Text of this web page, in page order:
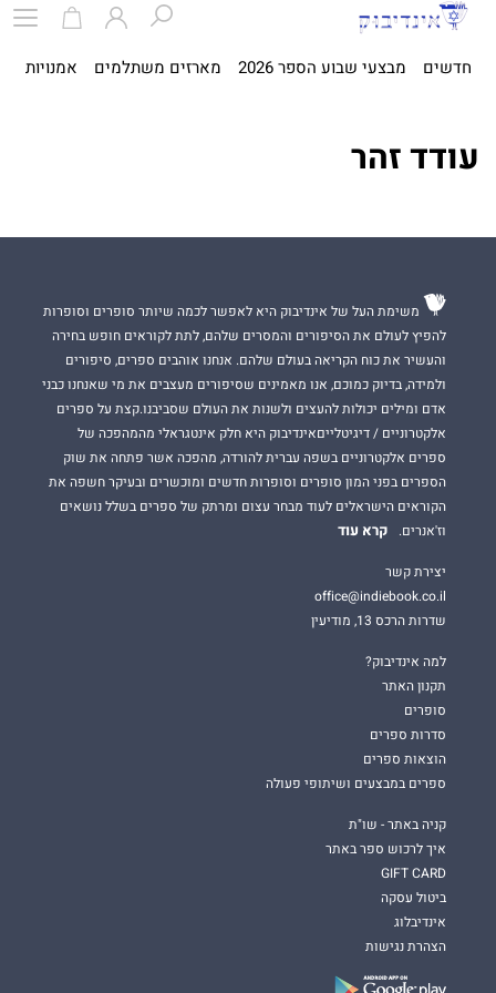
חדשים מבצעי שבוע הספר 2026 מארזים משתלמים אמנויות
עודד זהר
משימת העל של אינדיבוק היא לאפשר לכמה שיותר סופרים וסופרות
להפיץ לעולם את הסיפורים והמסרים שלהם, לתת לקוראים חופש בחירה
והעשיר את כוח הקריאה בעולם שלהם. אנחנו אוהבים ספרים, סיפורים
ולמידה, בדיוק כמוכם, אנו מאמינים שסיפורים מעצבים את מי שאנחנו כבני
אדם ומילים יכולות להעצים ולשנות את העולם שסביבנו.קצת על ספרים
אלקטרוניים / דיגיטלייםאינדיבוק היא חלק אינטגראלי מהמהפכה של
ספרים אלקטרוניים בשפה עברית להורדה, מהפכה אשר פתחה את שוק
הספרים בפני המון סופרים וסופרות חדשים ומוכשרים ובעיקר חשפה את
הקוראים הישראלים לעוד מבחר עצום ומרתק של ספרים בשלל נושאים
וז'אנרים.
קרא עוד
יצירת קשר
office@indiebook.co.il
שדרות הרכס 13, מודיעין
למה אינדיבוק?
תקנון האתר
סופרים
סדרות ספרים
הוצאות ספרים
ספרים במבצעים ושיתופי פעולה
קניה באתר - שו"ת
איך לרכוש ספר באתר
GIFT CARD
ביטול עסקה
אינדיבלוג
הצהרת נגישות